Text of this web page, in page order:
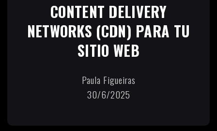
CONTENT DELIVERY
NETWORKS (CDN) PARA TU
SITIO WEB
Paula Figueiras
30/6/2025